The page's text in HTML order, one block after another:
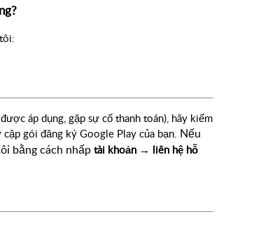
áp dụng, gặp sự cố thanh toán), hãy kiểm
cập gói đăng ký Google Play của bạn. Nếu
bằng cách nhấp tài khoản → liên hệ hỗ